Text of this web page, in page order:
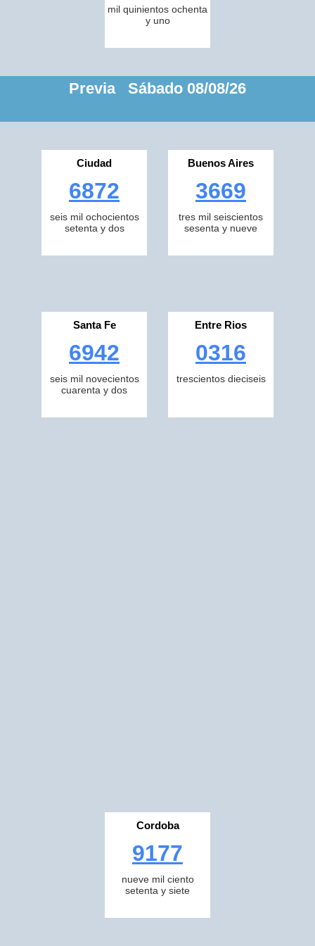
mil quinientos ochenta
y uno
Previa Sábado 08/08/26
Ciudad
6872
seis mil ochocientos
setenta y dos
Buenos Aires
3669
tres mil seiscientos
sesenta y nueve
Santa Fe
6942
seis mil novecientos
cuarenta y dos
Entre Rios
0316
trescientos dieciseis
Cordoba
9177
nueve mil ciento
setenta y siete